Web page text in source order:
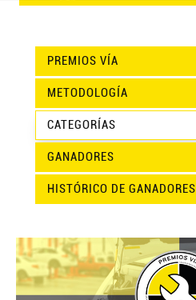
PREMIOS VÍA
METODOLOGÍA
CATEGORÍAS
GANADORES
HISTÓRICO DE GANADORES